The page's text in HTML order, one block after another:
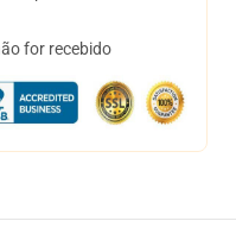
for recebido